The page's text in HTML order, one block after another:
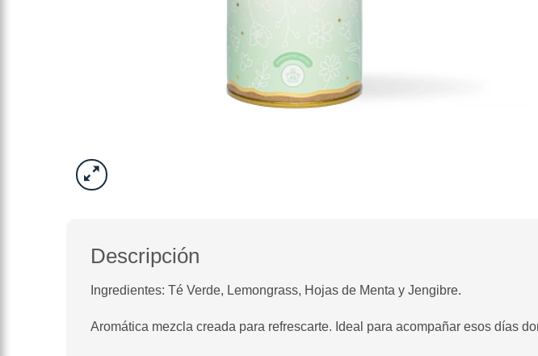
Descripción
Ingredientes: Té Verde, Lemongrass, Hojas de Menta y Jengibre.
Aromática mezcla creada para refrescarte. Ideal para acompañar esos días